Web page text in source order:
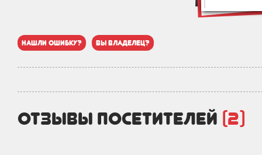
нашли ошибку? вы владелец?
отзывы посетителей (2)